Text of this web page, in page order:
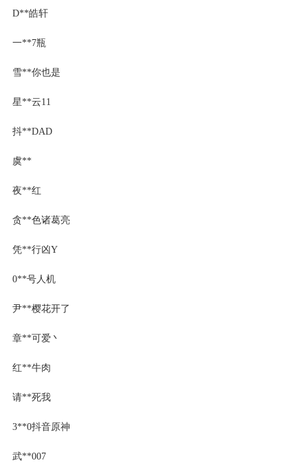
D**皓轩
一**7瓶
雪**你也是
星**云11
抖**DAD
虞**
夜**红
贪**色诸葛亮
凭**行凶Y
0**号人机
尹**樱花开了
章**可爱丶
红**牛肉
请**死我
3**0抖音原神
武**007